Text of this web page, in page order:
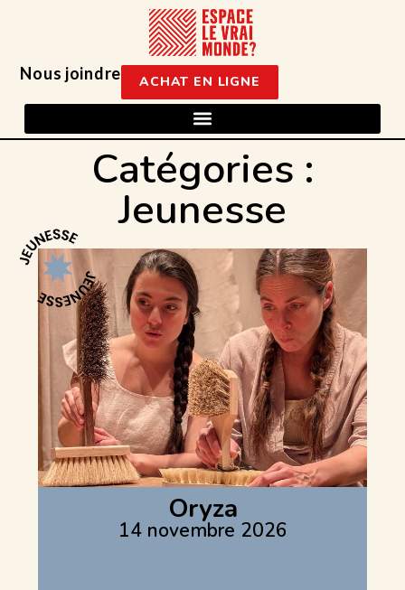
Nous joindre ACHAT EN LIGNE
Catégories :
Jeunesse
Oryza
14 novembre 2026